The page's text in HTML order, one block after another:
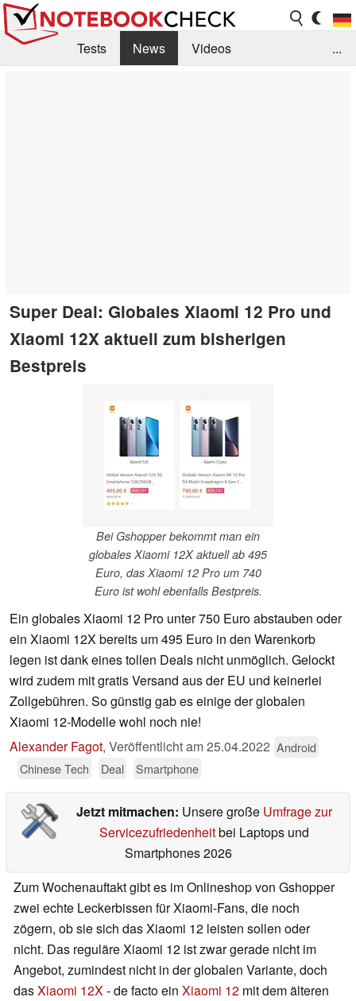
Tests News
Videos
...
Super Deal: Globales Xiaomi 12 Pro und
Xiaomi 12X aktuell zum bisherigen
Bestpreis
Bei Gshopper bekommt man ein
globales Xiaomi 12X aktuell ab 495
Euro, das Xiaomi 12 Pro um 740
Euro ist wohl ebenfalls Bestpreis.
Ein globales Xiaomi 12 Pro unter 750 Euro abstauben oder
ein Xiaomi 12X bereits um 495 Euro in den Warenkorb
legen ist dank eines tollen Deals nicht unmöglich. Gelockt
wird zudem mit gratis Versand aus der EU und keinerlei
Zollgebühren. So günstig gab es einige der globalen
Xiaomi 12-Modelle wohl noch nie!
Alexander Fagot, Veröffentlicht am25.04.2022 Android
Chinese Tech
Deal Smartphone
Jetzt mitmachen: Unsere große Umfrage zur
Servicezufriedenheitbei Laptops und
Smartphones 2026
Zum Wochenauftakt gibt es im Onlineshop von Gshopper
zwei echte Leckerbissen für Xiaomi-Fans, die noch
zögern, ob sie sich das Xiaomi 12 leisten sollen oder
nicht. Das reguläre Xiaomi 12 ist zwar gerade nicht im
Angebot, zumindest nicht in der globalen Variante, doch
dasXiaomi 12X- de facto ein Xiaomi 12 mit dem älteren